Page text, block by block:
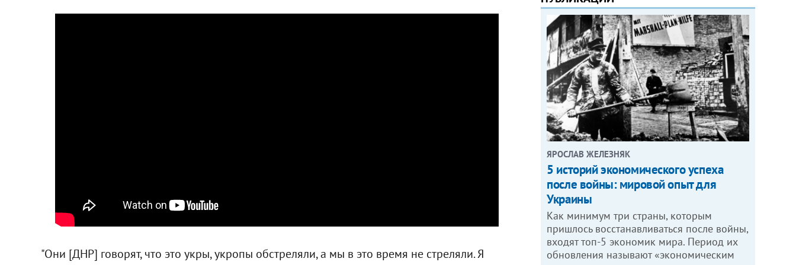
"Они [ДНР] говорят, что это укры, укропы обстреляли, а мы в это время не стреляли. Я
ЯРОСЛАВ ЖЕЛЕЗНЯК
5 историй экономического успеха
после войны: мировой опыт для
Украины
Как минимум три страны, которым
пришлось восстанавливаться после войны,
входят топ-5 экономик мира. Период их
обновления называют «экономическим